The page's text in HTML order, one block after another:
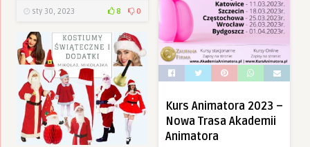
sty 30, 2023 8 0
Kurs Animatora 2023 –
Nowa Trasa Akademii
Animatora